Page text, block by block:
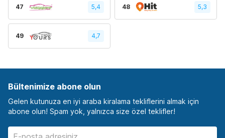
47 5,4 48 5,3
49 4,7
Bültenimize abone olun
Gelen kutunuza en iyi araba kiralama tekliflerini almak için
abone olun! Spam yok, yalnızca size özel teklifler!